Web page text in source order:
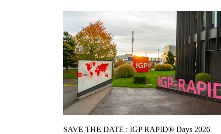
SAVE THE DATE : IGP RAPID® Days 2026